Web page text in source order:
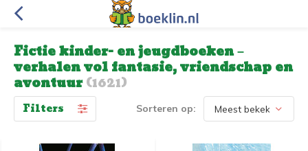
Fictie kinder- en jeugdboeken –
verhalen vol fantasie, vriendschap en
avontuur(1621)
Filters Sorteren op: